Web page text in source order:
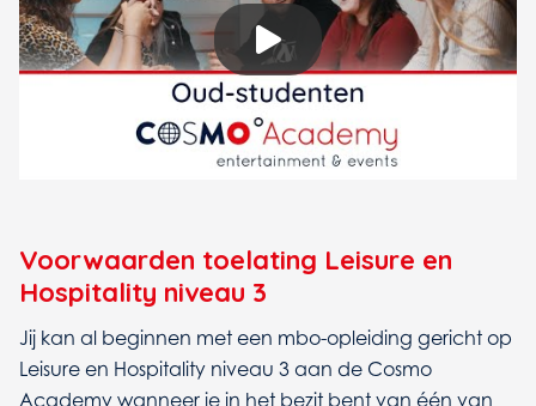
Voorwaarden toelating Leisure en
Hospitality niveau 3
Jij kan al beginnen met een mbo-opleiding gericht op
Leisure en Hospitality niveau 3 aan de Cosmo
Academy wanneer je in het bezit bent van één van